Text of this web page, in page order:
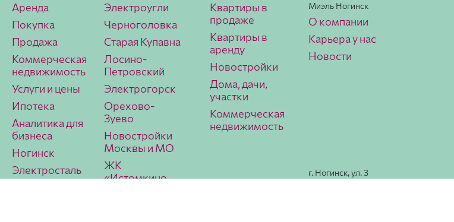
Аренда
Покупка
Продажа
Коммерческая
недвижимость
Услуги и цены
Ипотека
Аналитика для
бизнеса
Ногинск
Электросталь
Электроугли
Черноголовка
Старая Купавна
Лосино-
Петровский
Электрогорск
Орехово-
Зуево
Новостройки
Москвы и МО
ЖК
«Истомкино
Квартиры в
продаже
Квартиры в
аренду
Новостройки
Дома, дачи,
участки
Коммерческая
недвижимость
Миэль Ногинск
О компании
Карьера у нас
Новости
г. Ногинск, ул. 3
Интерна­ционала,